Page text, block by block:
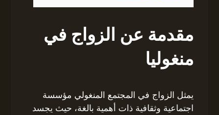
مقدمة عن الزواج في
منغوليا
يمثل الزواج في المجتمع المنغولي مؤسسة
اجتماعية وثقافية ذات أهمية بالغة، حيث يجسد